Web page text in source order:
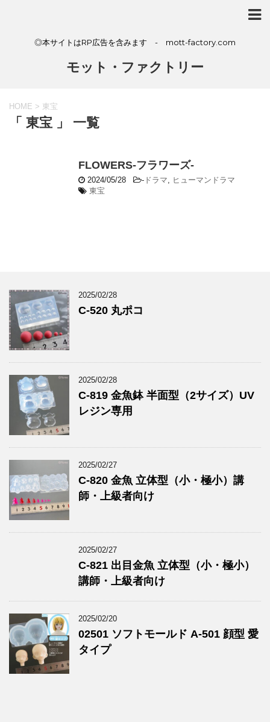
◎本サイトはRP広告を含みます - mott-factory.com
モット・ファクトリー
HOME > 東宝
「 東宝 」 一覧
FLOWERS-フラワーズ-
2024/05/28 - ドラマ, ヒューマンドラマ
東宝
2025/02/28
C-520 丸ポコ
2025/02/28
C-819 金魚鉢 半面型（2サイズ）UV
レジン専用
2025/02/27
C-820 金魚 立体型（小・極小）講
師・上級者向け
2025/02/27
C-821 出目金魚 立体型（小・極小）
講師・上級者向け
2025/02/20
02501 ソフトモールド A-501 顔型 愛
タイプ